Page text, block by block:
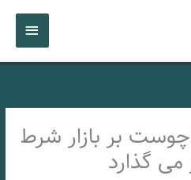
اصلی
بر بازار شرط
می گذارد